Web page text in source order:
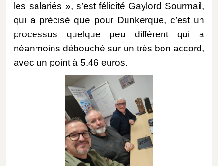
les salariés », s’est félicité Gaylord Sourmail,
qui a précisé que pour Dunkerque, c’est un
processus quelque peu différent qui a
néanmoins débouché sur un très bon accord,
avec un point à 5,46 euros.